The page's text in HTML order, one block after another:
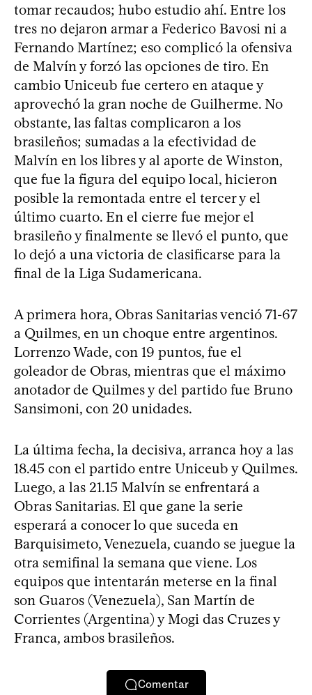
tomar recaudos; hubo estudio ahí. Entre los
tres no dejaron armar a Federico Bavosi ni a
Fernando Martínez; eso complicó la ofensiva
de Malvín y forzó las opciones de tiro. En
cambio Uniceub fue certero en ataque y
aprovechó la gran noche de Guilherme. No
obstante, las faltas complicaron a los
brasileños; sumadas a la efectividad de
Malvín en los libres y al aporte de Winston,
que fue la figura del equipo local, hicieron
posible la remontada entre el tercer y el
último cuarto. En el cierre fue mejor el
brasileño y finalmente se llevó el punto, que
lo dejó a una victoria de clasificarse para la
final de la Liga Sudamericana.
A primera hora, Obras Sanitarias venció 71-67
a Quilmes, en un choque entre argentinos.
Lorrenzo Wade, con 19 puntos, fue el
goleador de Obras, mientras que el máximo
anotador de Quilmes y del partido fue Bruno
Sansimoni, con 20 unidades.
La última fecha, la decisiva, arranca hoy a las
18.45 con el partido entre Uniceub y Quilmes.
Luego, a las 21.15 Malvín se enfrentará a
Obras Sanitarias. El que gane la serie
esperará a conocer lo que suceda en
Barquisimeto, Venezuela, cuando se juegue la
otra semifinal la semana que viene. Los
equipos que intentarán meterse en la final
son Guaros (Venezuela), San Martín de
Corrientes (Argentina) y Mogi das Cruzes y
Franca, ambos brasileños.
Comentar